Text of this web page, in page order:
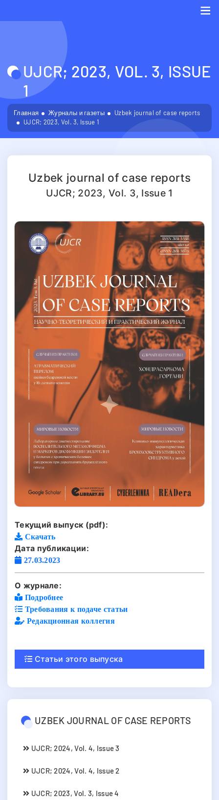
UJCR; 2023, VOL. 3, ISSUE
1
Главная Журналы и газеты
Uzbek journal of case reports
UJCR; 2023, Vol. 3, Issue 1
Uzbek journal of case reports
UJCR; 2023, Vol. 3, Issue 1
Текущий выпуск (pdf):
Скачать
Дата публикации:
27.03.2023
О журнале:
Подробнее
Требования к подаче статьи
Редакционная коллегия
Статьи этого выпуска
UZBEK JOURNAL OF CASE REPORTS
UJCR; 2024, Vol. 4, Issue 3
UJCR; 2024, Vol. 4, Issue 2
UJCR; 2023, Vol. 3, Issue 4